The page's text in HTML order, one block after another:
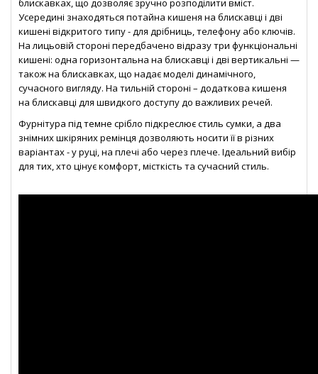
блискавках, що дозволяє зручно розподілити вміст.
Усередині знаходяться потайна кишеня на блискавці і дві
кишені відкритого типу - для дрібниць, телефону або ключів.
На лицьовій стороні передбачено відразу три функціональні
кишені: одна горизонтальна на блискавці і дві вертикальні —
також на блискавках, що надає моделі динамічного,
сучасного вигляду. На тильній стороні – додаткова кишеня
на блискавці для швидкого доступу до важливих речей.
Фурнітура під темне срібло підкреслює стиль сумки, а два
знімних шкіряних ремінця дозволяють носити її в різних
варіантах - у руці, на плечі або через плече. Ідеальний вибір
для тих, хто цінує комфорт, місткість та сучасний стиль.